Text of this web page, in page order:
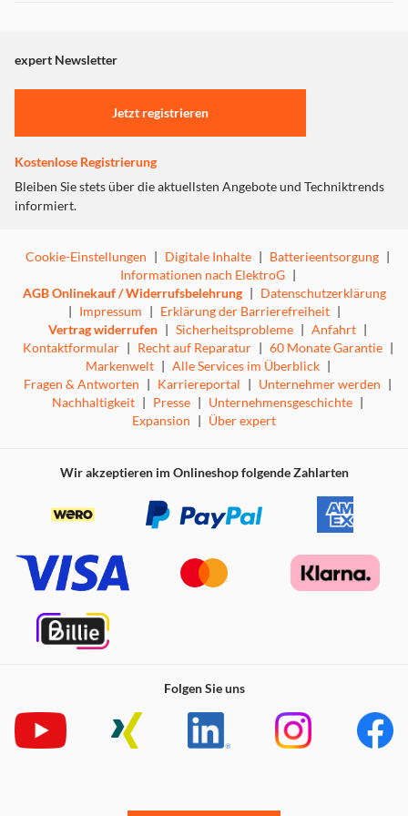
"Marketing".
Einstellungen anpassen
expert Newsletter
Jetzt registrieren
Kostenlose Registrierung
Bleiben Sie stets über die aktuellsten Angebote und Techniktrends
informiert.
Cookie-Einstellungen | Digitale Inhalte | Batterieentsorgung |
Informationen nach ElektroG |
AGB Onlinekauf / Widerrufsbelehrung | Datenschutzerklärung
| Impressum | Erklärung der Barrierefreiheit |
Vertrag widerrufen | Sicherheitsprobleme | Anfahrt |
Kontaktformular | Recht auf Reparatur | 60 Monate Garantie |
Markenwelt | Alle Services im Überblick |
Fragen & Antworten | Karriereportal | Unternehmer werden |
Nachhaltigkeit | Presse | Unternehmensgeschichte |
Expansion | Über expert
Wir akzeptieren im Onlineshop folgende Zahlarten
Folgen Sie uns